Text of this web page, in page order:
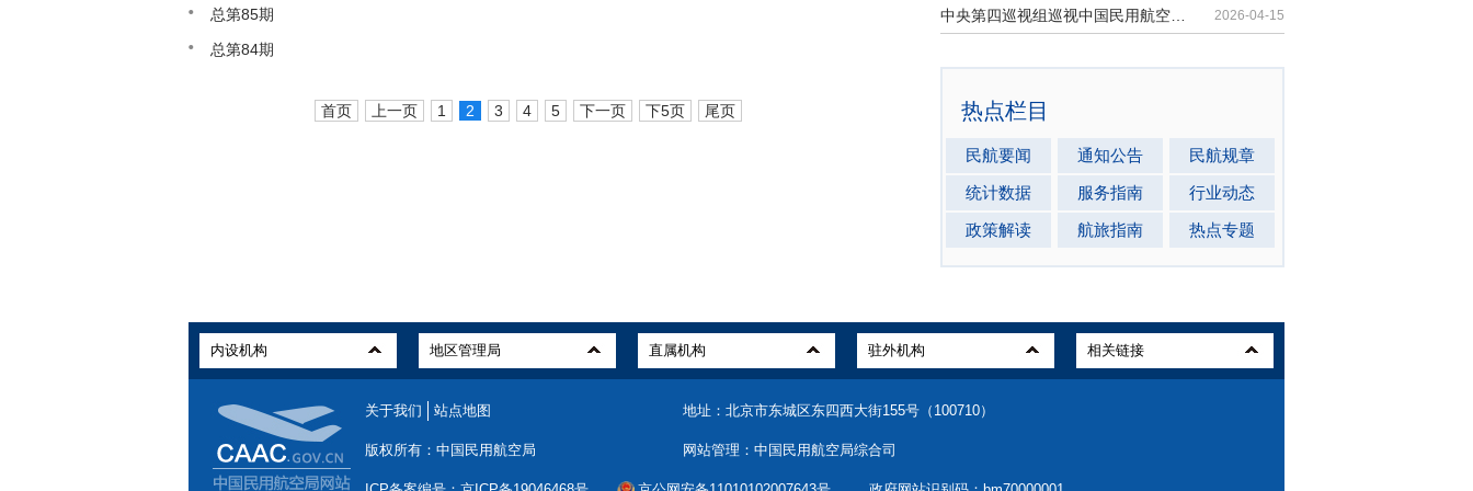
2026-04-15
热点栏目
民航要闻 通知公告
民航规章
统计数据
服务指南
行业动态
政策解读
航旅指南 热点专题
总第85期
总第84期
首页 上一页 1 2 3 4 5 下一页 下5页 尾页
关于我们 站点地图 地址：北京市东城区东四西大街155号（100710）
版权所有：中国民用航空局 网站管理：中国民用航空局综合司